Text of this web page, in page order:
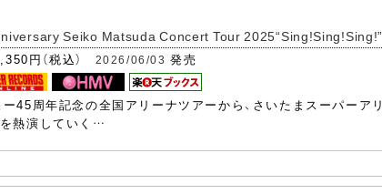
Seiko Matsuda Concert Tour 2025“Sing!Sing!Sing!”
円（税込） 2026/06/03 発売
45周年記念の全国アリーナツアーから、さいたまスーパーア
熱演していく…